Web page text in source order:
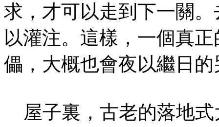
求，才可以走到下一關
以灌注。這樣，一個真
儡，大概也會夜以繼日
屋子裏，古老的落地式